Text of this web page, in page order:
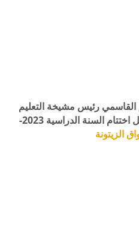
القاسمي رئيس مشيخة التعليم
الزيتوني وفروعه بمناسبة حفل اختتام السنة الدراسية 2023-
الزيتونة